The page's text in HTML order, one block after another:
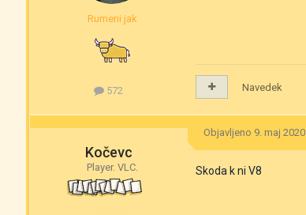
Rumeni jak
572 Navedek
Kočevc
Player. VLC.
Objavljeno 9. maj 2020
Skoda k ni V8